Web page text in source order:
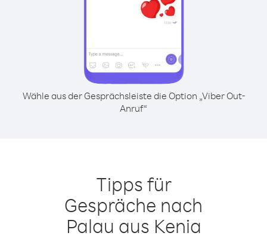
Wähle aus der Gesprächsleiste die Option „Viber Out-
Anruf“
Tipps für
Gespräche nach
Palau aus Kenia